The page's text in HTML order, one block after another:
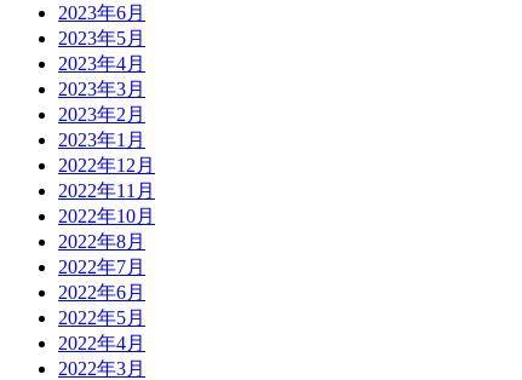
2023年6月
2023年5月
2023年4月
2023年3月
2023年2月
2023年1月
2022年12月
2022年11月
2022年10月
2022年8月
2022年7月
2022年6月
2022年5月
2022年4月
2022年3月